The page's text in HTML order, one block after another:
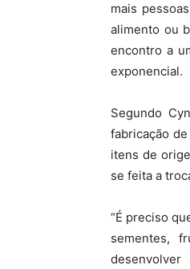
mais
alimento ou
encontro a
exponencial.
Segundo
fabricação
itens de
se feita a
“É preciso
sementes,